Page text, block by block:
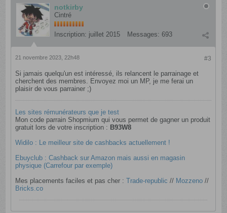
notkirby
Cintré
Inscription: juillet 2015 Messages: 693
#3
21 novembre 2023, 22h48
Si jamais quelqu'un est intéressé, ils relancent le parrainage et
cherchent des membres. Envoyez moi un MP, je me ferai un
plaisir de vous parrainer ;)
Les sites rémunérateurs que je test
Mon code parrain Shopmium qui vous permet de gagner un produit
gratuit lors de votre inscription : B93W8
Widilo : Le meilleur site de cashbacks actuellement !
Ebuyclub : Cashback sur Amazon mais aussi en magasin
physique (Carrefour par exemple)
Mes placements faciles et pas cher :Trade-republic ​ // Mozzeno //
Bricks.co